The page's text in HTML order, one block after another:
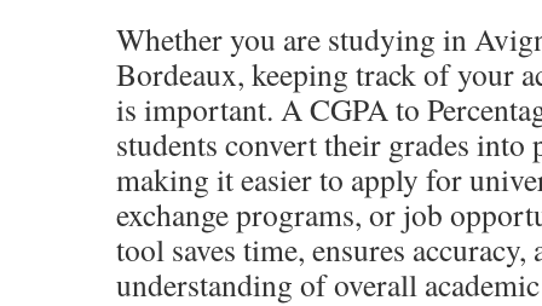
Whether you are studying in
Bordeaux, keeping track of your
is important. A CGPA to
students convert their grades into
making it easier to apply for
exchange programs, or job
tool saves time, ensures
understanding of overall